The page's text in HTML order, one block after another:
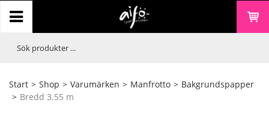
Start > Shop > Varumärken > Manfrotto > Bakgrundspapper
> Bredd 3.55 m